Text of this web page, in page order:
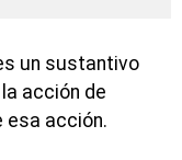
un sustantivo
acción de
esa acción.